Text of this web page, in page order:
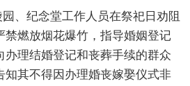
纪念堂工作人员在祭祀日劝阻
禁燃放烟花爆竹，指导婚姻登记
办理结婚登记和丧葬手续的群众
知其不得因办理婚丧嫁娶仪式非